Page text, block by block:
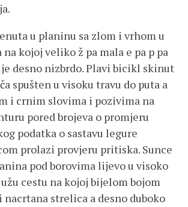
u planinu sa zlom i vrhom u
na kojoj veliko ž pa mala e pa p pa
desno nizbrdo. Plavi bicikl skinut
spušten u visoku travu do puta a
i crnim slovima i pozivima na
pored brojeva o promjeru
podatka o sastavu legure
prolazi provjeru pritiska. Sunce
pod borovima lijevo u visoko
cestu na kojoj bijelom bojom
nacrtana strelica a desno duboko